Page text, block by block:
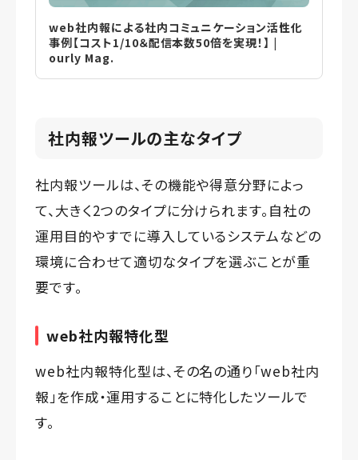
web社内報による社内コミュニケーション活性化
事例【コスト1/10＆配信本数50倍を実現！】 |
ourly Mag.
社内報ツールの主なタイプ
社内報ツールは、その機能や得意分野によっ
て、大きく2つのタイプに分けられます。自社の
運用目的やすでに導入しているシステムなどの
環境に合わせて適切なタイプを選ぶことが重
要です。
web社内報特化型
web社内報特化型は、その名の通り「web社内
報」を作成・運用することに特化したツールで
す。